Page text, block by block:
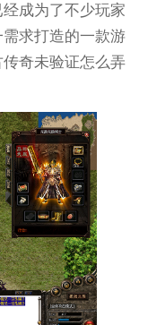
成为了不少玩家
求打造的一款游
奇未验证怎么弄